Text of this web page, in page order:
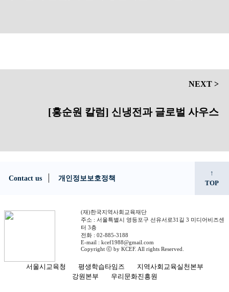
NEXT >
[홍순원 칼럼] 신냉전과 글로벌 사우스
Contact us 개인정보보호정책
↑
TOP
(재)한국지역사회교육재단
주소 : 서울특별시 영등포구 선유서로31길 3 미디어비즈센
터 3층
전화 : 02-885-3188
E-mail : kcef1988@gmail.com
Copyright ⓒ by KCEF. All rights Reserved.
서울시교육청 평생학습타임즈
지역사회교육실천본부
강원본부
우리문화진흥원